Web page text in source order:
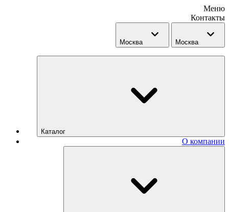
Меню
Контакты
Москва Москва
Каталог
О компании